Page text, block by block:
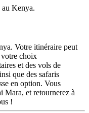
Kenya.
Votre itinéraire peut
votre choix
et des vols de
que des safaris
en option. Vous
Mara, et retournerez à
!